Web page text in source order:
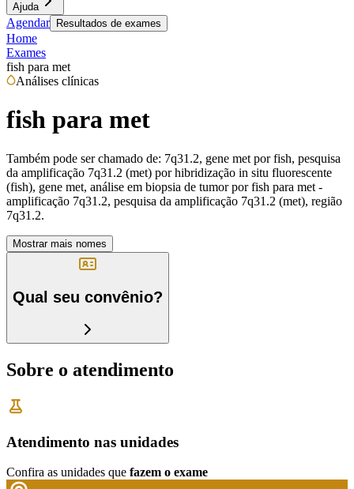
Ajuda
Agendar Resultados de exames
Home
Exames
fish para met
Análises clínicas
fish para met
Também pode ser chamado de: 7q31.2, gene met por fish, pesquisa
da amplificação 7q31.2 (met) por hibridização in situ fluorescente
(fish), gene met, análise em biopsia de tumor por fish para met -
amplificação 7q31.2, pesquisa da amplificação 7q31.2 (met), região
7q31.2.
Mostrar mais nomes
Qual seu convênio?
Sobre o atendimento
Atendimento nas unidades
Confira as unidades que fazem o exame